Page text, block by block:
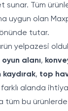
Tüm
uygun olan
tutar.
yelpazesi
oyun alanı,
kaydırak, top
alanda
tüm bu